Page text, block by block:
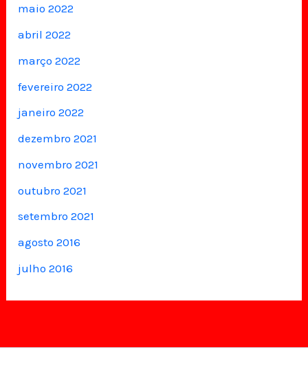
maio 2022
abril 2022
março 2022
fevereiro 2022
janeiro 2022
dezembro 2021
novembro 2021
outubro 2021
setembro 2021
agosto 2016
julho 2016